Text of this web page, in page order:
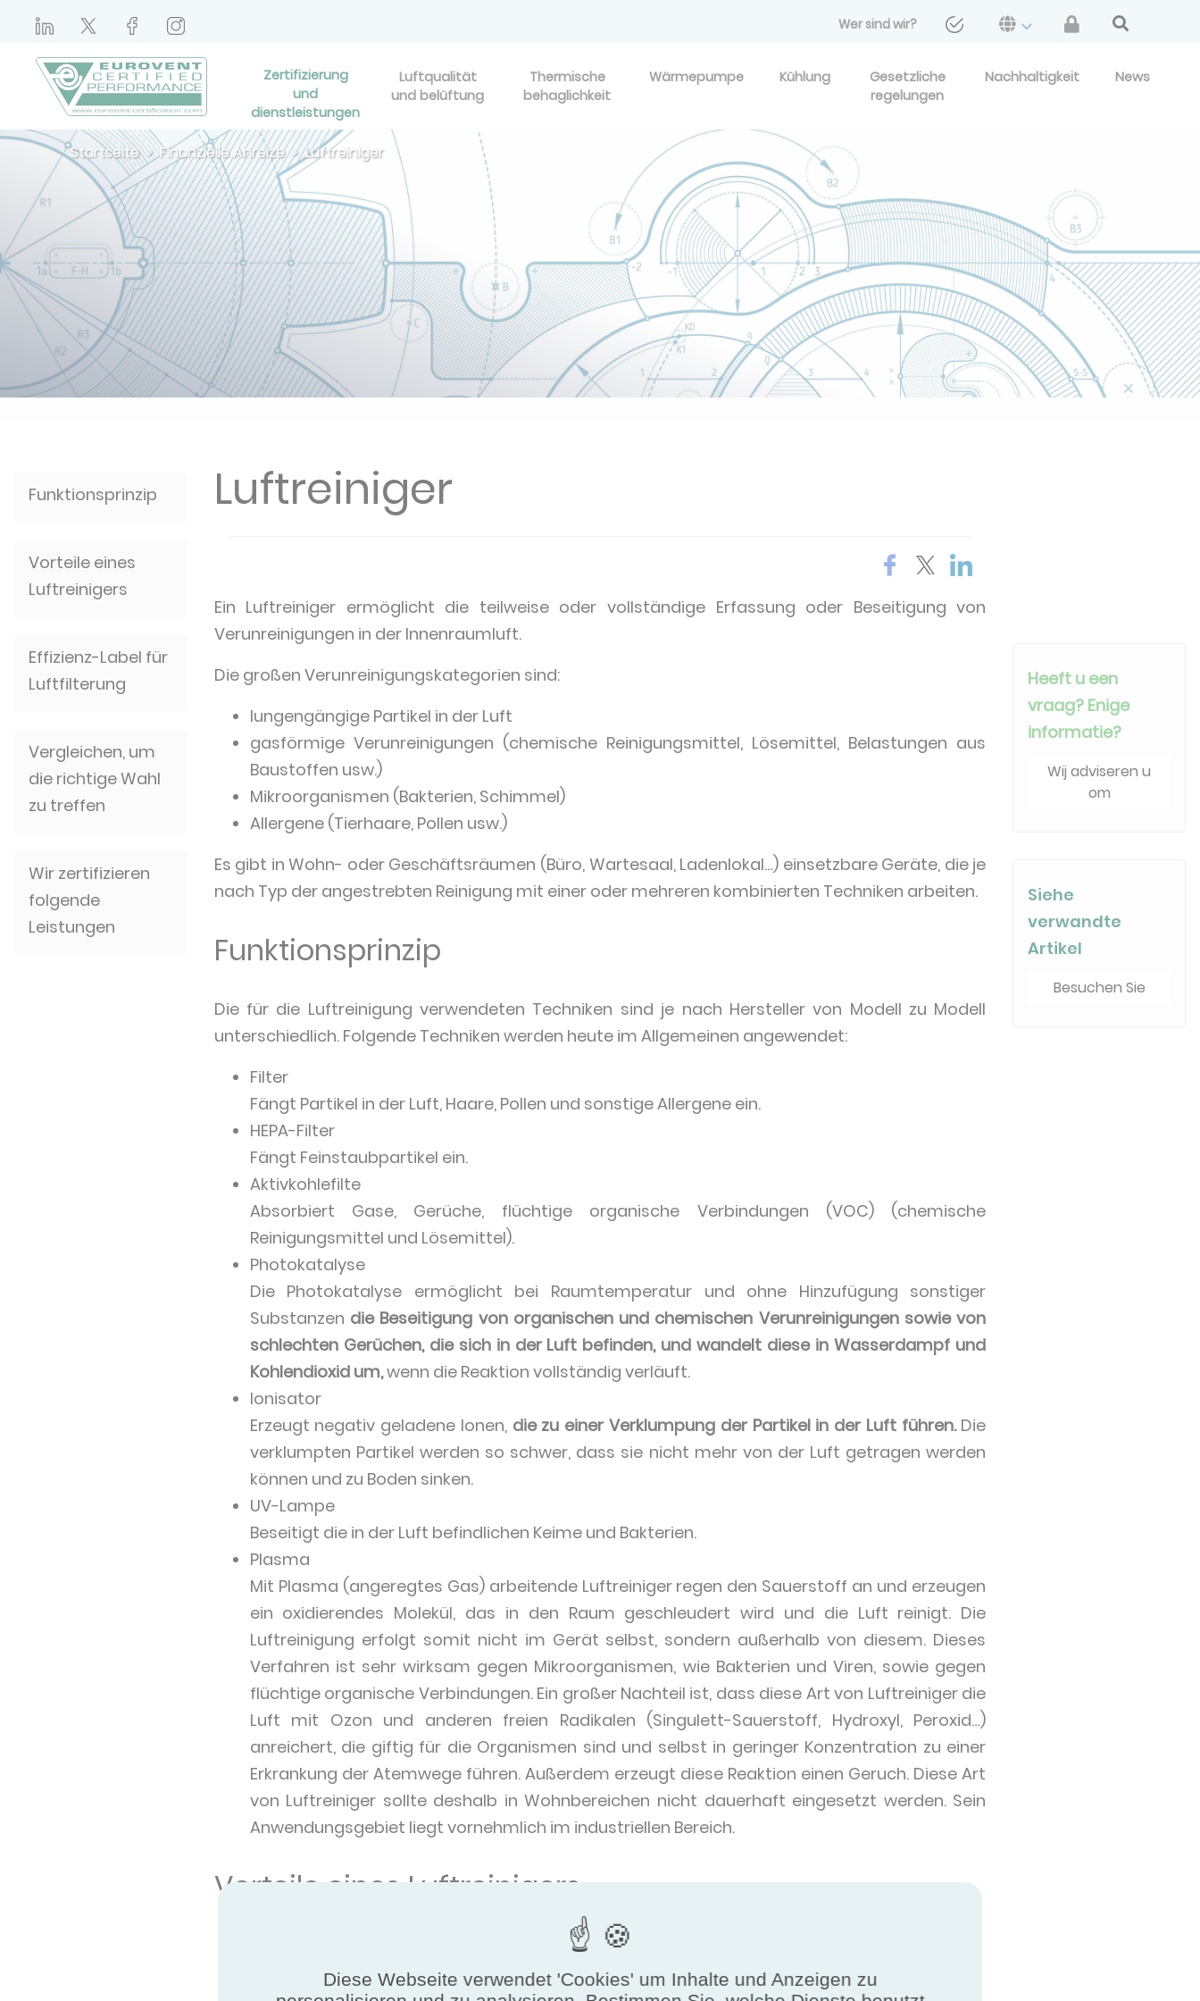
Wer sind wir?
Zertifizierung
und
dienstleistungen
Luftqualität
und belüftung
Thermische
behaglichkeit
Wärmepumpe Kühlung
Gesetzliche
regelungen
Nachhaltigkeit News
Startseite Finanzielle Anreize Luftreiniger
Funktionsprinzip
Vorteile eines
Luftreinigers
Effizienz-Label für
Luftfilterung
Vergleichen, um
die richtige Wahl
zu treffen
Wir zertifizieren
folgende
Leistungen
Luftreiniger
Ein Luftreiniger ermöglicht die teilweise oder vollständige Erfassung oder Beseitigung von
Verunreinigungen in der Innenraumluft.
Die großen Verunreinigungskategorien sind:
lungengängige Partikel in der Luft
gasförmige Verunreinigungen (chemische Reinigungsmittel, Lösemittel, Belastungen aus
Baustoffen usw.)
Mikroorganismen (Bakterien, Schimmel)
Allergene (Tierhaare, Pollen usw.)
Es gibt in Wohn- oder Geschäftsräumen (Büro, Wartesaal, Ladenlokal…) einsetzbare Geräte, die je
nach Typ der angestrebten Reinigung mit einer oder mehreren kombinierten Techniken arbeiten.
Funktionsprinzip
Die für die Luftreinigung verwendeten Techniken sind je nach Hersteller von Modell zu Modell
unterschiedlich. Folgende Techniken werden heute im Allgemeinen angewendet:
Filter
Fängt Partikel in der Luft, Haare, Pollen und sonstige Allergene ein.
HEPA-Filter
Fängt Feinstaubpartikel ein.
Aktivkohlefilte
Absorbiert Gase, Gerüche, flüchtige organische Verbindungen (VOC) (chemische
Reinigungsmittel und Lösemittel).
Photokatalyse
Die Photokatalyse ermöglicht bei Raumtemperatur und ohne Hinzufügung sonstiger
Substanzen die Beseitigung von organischen und chemischen Verunreinigungen sowie von
schlechten Gerüchen, die sich in der Luft befinden, und wandelt diese in Wasserdampf und
Kohlendioxid um,wenn die Reaktion vollständig verläuft.
Ionisator
Erzeugt negativ geladene Ionen, die zu einer Verklumpung der Partikel in der Luft führen.Die
verklumpten Partikel werden so schwer, dass sie nicht mehr von der Luft getragen werden
können und zu Boden sinken.
UV-Lampe
Beseitigt die in der Luft befindlichen Keime und Bakterien.
Plasma
Mit Plasma (angeregtes Gas) arbeitende Luftreiniger regen den Sauerstoff an und erzeugen
ein oxidierendes Molekül, das in den Raum geschleudert wird und die Luft reinigt. Die
Luftreinigung erfolgt somit nicht im Gerät selbst, sondern außerhalb von diesem. Dieses
Verfahren ist sehr wirksam gegen Mikroorganismen, wie Bakterien und Viren, sowie gegen
flüchtige organische Verbindungen. Ein großer Nachteil ist, dass diese Art von Luftreiniger die
Luft mit Ozon und anderen freien Radikalen (Singulett-Sauerstoff, Hydroxyl, Peroxid…)
anreichert, die giftig für die Organismen sind und selbst in geringer Konzentration zu einer
Erkrankung der Atemwege führen. Außerdem erzeugt diese Reaktion einen Geruch. Diese Art
von Luftreiniger sollte deshalb in Wohnbereichen nicht dauerhaft eingesetzt werden. Sein
Anwendungsgebiet liegt vornehmlich im industriellen Bereich.
Vorteile eines Luftreinigers
Verringerung von Staub, VOC, Bakterien/Viren, Schimmel in der Luft
Verbesserung der Gesundheit: Verringerung von Allergieproblemen, Asthma
Heeft u een
vraag? Enige
informatie?
Wij adviseren u
om
Siehe
verwandte
Artikel
Besuchen Sie
Diese Webseite verwendet 'Cookies' um Inhalte und Anzeigen zu